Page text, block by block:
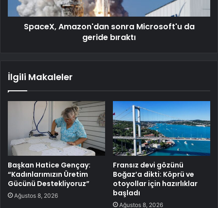
SpaceX, Amazon'dan sonra Microsoft'u da
geride bıraktı
İlgili Makaleler
Başkan Hatice Gençay:
“Kadınlarımızın Üretim
Gücünü Destekliyoruz”
Ağustos 8, 2026
Fransız devi gözünü
Boğaz’a dikti: Köprü ve
otoyollar için hazırlıklar
başladı
Ağustos 8, 2026